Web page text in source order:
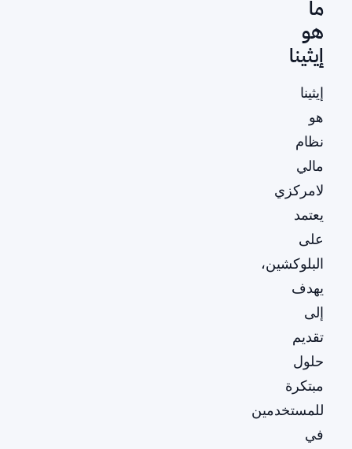
ما
هو
إيثينا
إيثينا
هو
نظام
مالي
لامركزي
يعتمد
على
البلوكشين،
يهدف
إلى
تقديم
حلول
مبتكرة
للمستخدمين
في